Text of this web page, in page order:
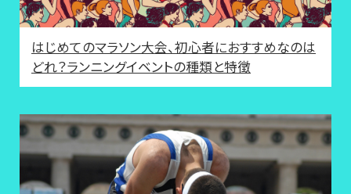
はじめてのマラソン大会、初心者におすすめなのは
どれ？ランニングイベントの種類と特徴